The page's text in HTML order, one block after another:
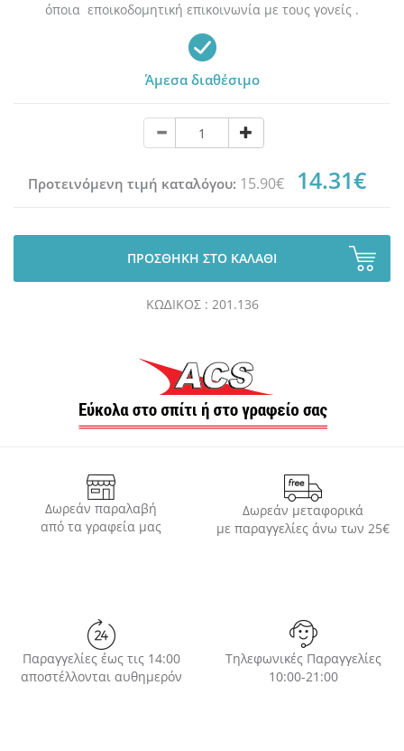
όποια εποικοδομητική επικοινωνία με τους γονείς .
Άμεσα διαθέσιμο
Προτεινόμενη τιμή καταλόγου: 15.90€ 14.31€
ΠΡΟΣΘΗΚΗ ΣΤΟ ΚΑΛΑΘΙ
ΚΩ∆ΙΚΟΣ : 201.136
Δωρεάν παραλαβή
από τα γραφεία μας
Δωρεάν μεταφορικά
με παραγγελίες άνω των 25€
Παραγγελίες έως τις 14:00
αποστέλλονται αυθημερόν
Τηλεφωνικές Παραγγελίες
10:00-21:00